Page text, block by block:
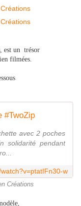
, est un trésor
filmées.
#TwoZip
avec 2 poches
solidarité pendant
w
Créations